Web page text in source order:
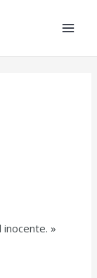
inocente. »